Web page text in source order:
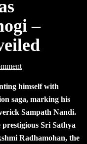
–
himself with
saga, marking his
Sampath Nandi.
Sri Sathya
Radhamohan, the